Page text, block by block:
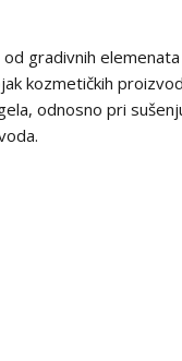
gradivnih
kozmetičkih
odnosno pri